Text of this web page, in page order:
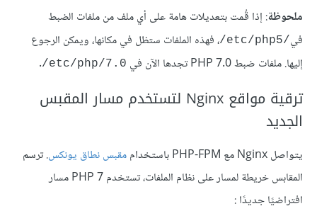
ملحوظة: إذا قُمت بتعديلات هامة على أي ملف من ملفات الضبط
في/etc/php5/
، فهذه الملفات ستظل في مكانها، ويمكن الرجوع
إليها. ملفات ضبط PHP 7.0 تجدها الآن في
etc/php/7.0/
.
ترقية مواقع Nginx لتستخدم مسار المقبس
الجديد
يتواصل Nginx مع PHP-FPM باستخدام مقبس نطاق يونكس. ترسم
المقابس خريطة لمسار على نظام الملفات، تستخدم PHP 7 مسار
افتراضيًا جديدًا :